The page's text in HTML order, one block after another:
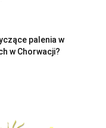
palenia w
w Chorwacji?